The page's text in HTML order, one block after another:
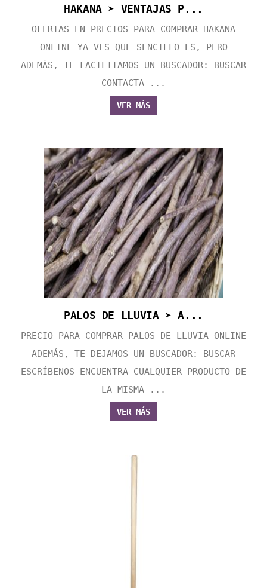
HAKANA ➤ VENTAJAS P...
OFERTAS EN PRECIOS PARA COMPRAR HAKANA
ONLINE YA VES QUE SENCILLO ES, PERO
ADEMÁS, TE FACILITAMOS UN BUSCADOR: BUSCAR
CONTACTA ...
VER MÁS
PALOS DE LLUVIA ➤ A...
PRECIO PARA COMPRAR PALOS DE LLUVIA ONLINE
ADEMÁS, TE DEJAMOS UN BUSCADOR: BUSCAR
ESCRÍBENOS ENCUENTRA CUALQUIER PRODUCTO DE
LA MISMA ...
VER MÁS